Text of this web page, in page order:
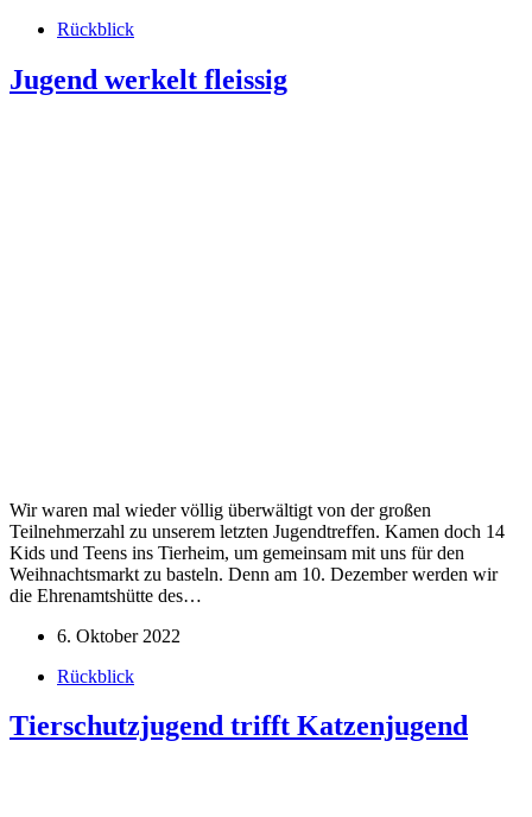
Rückblick
Jugend werkelt fleissig
Wir waren mal wieder völlig überwältigt von der großen
Teilnehmerzahl zu unserem letzten Jugendtreffen. Kamen doch 14
Kids und Teens ins Tierheim, um gemeinsam mit uns für den
Weihnachtsmarkt zu basteln. Denn am 10. Dezember werden wir
die Ehrenamtshütte des…
6. Oktober 2022
Rückblick
Tierschutzjugend trifft Katzenjugend